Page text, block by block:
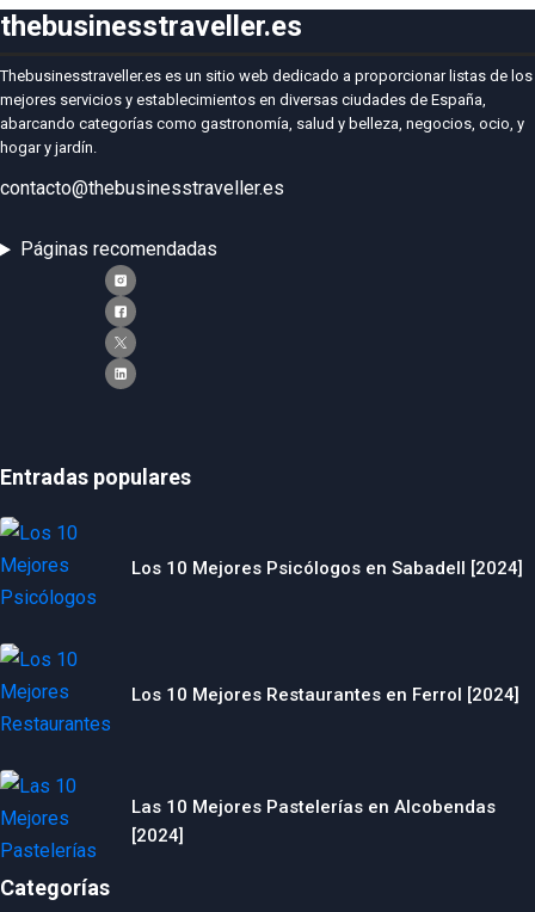
thebusinesstraveller.es
Thebusinesstraveller.es es un sitio web dedicado a proporcionar listas de los
mejores servicios y establecimientos en diversas ciudades de España,
abarcando categorías como gastronomía, salud y belleza, negocios, ocio, y
hogar y jardín.
contacto@thebusinesstraveller.es
Páginas recomendadas
Entradas populares
Los 10 Mejores Psicólogos en Sabadell [2024]
Los 10 Mejores Restaurantes en Ferrol [2024]
Las 10 Mejores Pastelerías en Alcobendas
[2024]
Categorías